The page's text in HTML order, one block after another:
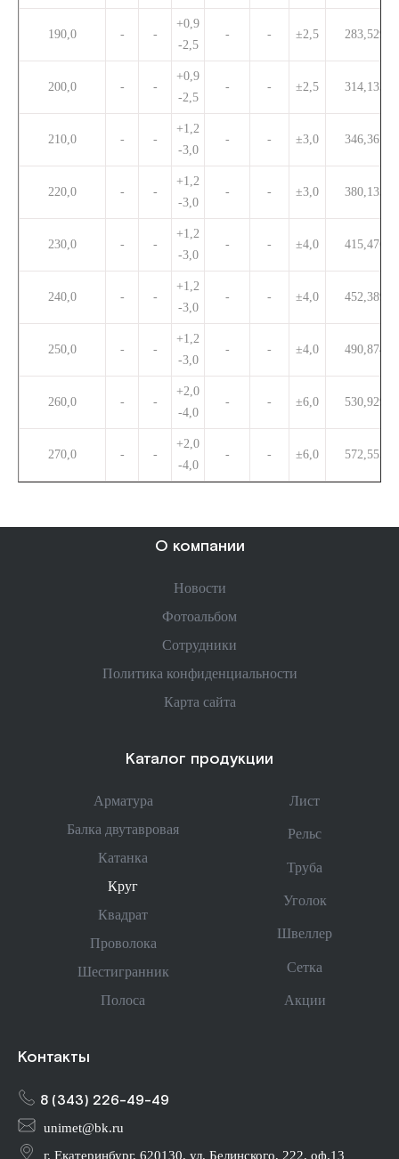
190,0 - -
+0,9
-2,5
- - ±2,5 283,529
200,0 - -
+0,9
-2,5
- - ±2,5 314,133
210,0 - -
+1,2
-3,0
- - ±3,0 346,361
220,0 - -
+1,2
-3,0
- - ±3,0 380,133
230,0 - -
+1,2
-3,0
- - ±4,0 415,476
240,0 - -
+1,2
-3,0
- - ±4,0 452,389
250,0 - -
+1,2
-3,0
- - ±4,0 490,874
260,0 - -
+2,0
-4,0
- - ±6,0 530,929
270,0 - -
+2,0
-4,0
- - ±6,0 572,555
О компании
Новости
Фотоальбом
Сотрудники
Политика конфиденциальности
Карта сайта
Каталог продукции
Арматура
Балка двутавровая
Катанка
Круг
Квадрат
Проволока
Шестигранник
Полоса
Лист
Рельс
Труба
Уголок
Швеллер
Сетка
Акции
Контакты
8 (343) 226-49-49
unimet@bk.ru
г. Екатеринбург, 620130, ул. Белинского, 222, оф.13